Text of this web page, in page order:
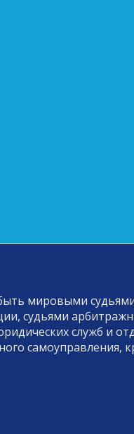
мировыми
судьями
служб и
самоуправления,